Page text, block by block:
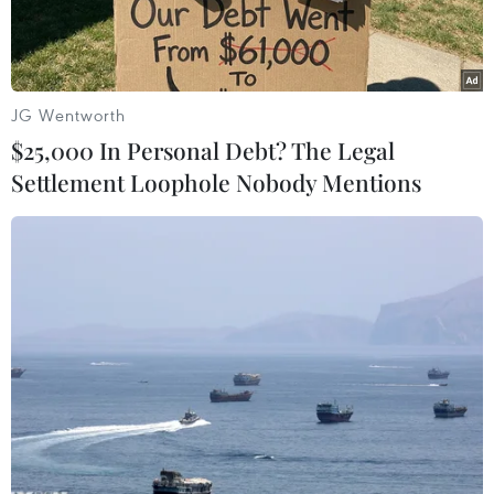
trong bối cảnh các cuộc đàm phán hạt nhân giữa
Bình Nhưỡng và Washington đang rơi vào bế tắc.
Tổng thống Mỹ Donald Trump (trái) và nhà lãnh đạo Triều Tiên
Kim Jong-un tại hội nghị thượng đỉnh lần đầu tiên ở Singapore
JG Wentworth
$25,000 In Personal Debt? The Legal
Settlement Loophole Nobody Mentions